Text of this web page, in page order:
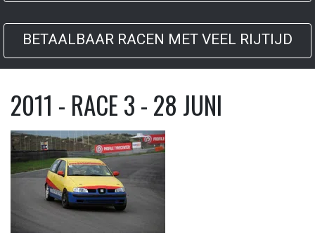
BETAALBAAR RACEN MET VEEL RIJTIJD
2011 - RACE 3 - 28 JUNI